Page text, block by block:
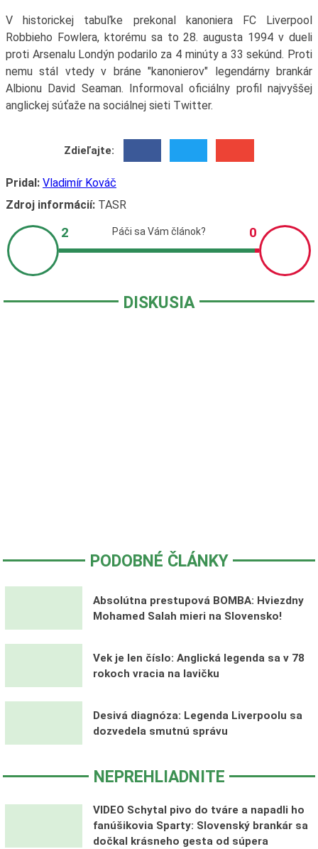
V historickej tabuľke prekonal kanoniera FC Liverpool
Robbieho Fowlera, ktorému sa to 28. augusta 1994 v dueli
proti Arsenalu Londýn podarilo za 4 minúty a 33 sekúnd. Proti
nemu stál vtedy v bráne "kanonierov" legendárny brankár
Albionu David Seaman. Informoval oficiálny profil najvyššej
anglickej súťaže na sociálnej sieti Twitter.
Zdieľajte:
Pridal: Vladimír Kováč
Zdroj informácií:TASR
DISKUSIA
PODOBNÉ ČLÁNKY
Absolútna prestupová BOMBA: Hviezdny
Mohamed Salah mieri na Slovensko!
Vek je len číslo: Anglická legenda sa v 78
rokoch vracia na lavičku
Desivá diagnóza: Legenda Liverpoolu sa
dozvedela smutnú správu
NEPREHLIADNITE
VIDEO Schytal pivo do tváre a napadli ho
fanúšikovia Sparty: Slovenský brankár sa
dočkal krásneho gesta od súpera